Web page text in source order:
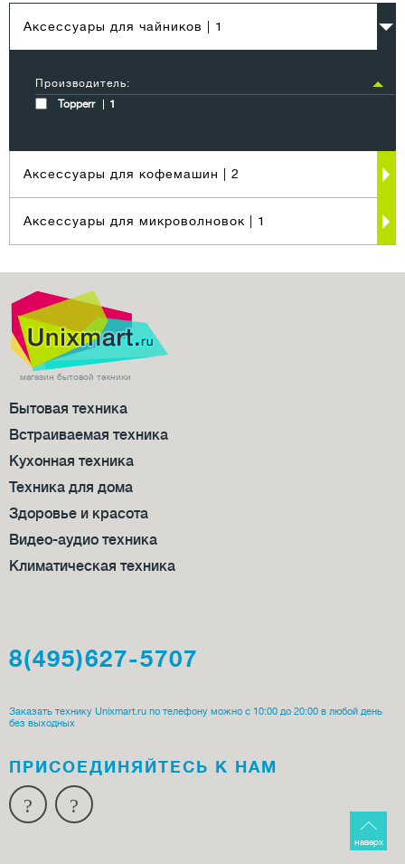
Аксессуары для чайников | 1
Производитель:
Topperr
1
Аксессуары для кофемашин | 2
Аксессуары для микроволновок | 1
магазин бытовой техники
Бытовая техника
Встраиваемая техника
Кухонная техника
Техника для дома
Здоровье и красота
Видео-аудио техника
Климатическая техника
8(495)627-5707
Заказать технику Unixmart.ru по телефону можно с 10:00 до 20:00 в любой день
без выходных
ПРИСОЕДИ­НЯЙТЕСЬ К НАМ
наверх